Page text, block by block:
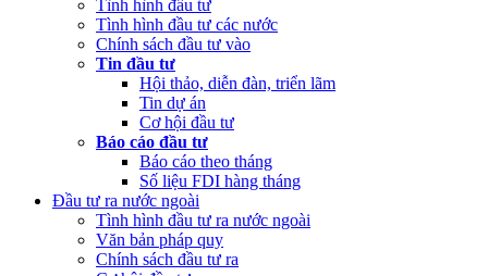
Tình hình đầu tư
Tình hình đầu tư các nước
Chính sách đầu tư vào
Tin đầu tư
Hội thảo, diễn đàn, triển lãm
Tin dự án
Cơ hội đầu tư
Báo cáo đầu tư
Báo cáo theo tháng
Số liệu FDI hàng tháng
Đầu tư ra nước ngoài
Tình hình đầu tư ra nước ngoài
Văn bản pháp quy
Chính sách đầu tư ra